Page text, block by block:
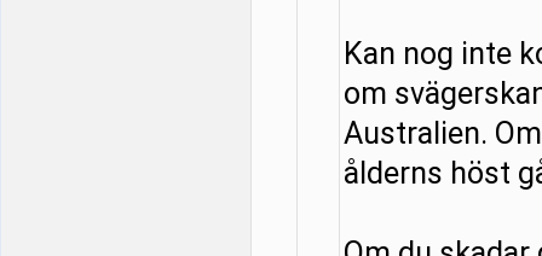
Kan nog inte
om
Australien.
ålderns höst